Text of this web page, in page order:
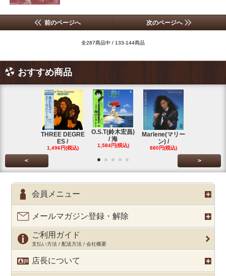
前のページへ 次のページへ
全287商品中 / 133-144商品
おすすめ商品
THREE DEGRE
ES /
1,496円(税込)
O.S.T(鈴木宏昌)
/ 海
1,584円(税込)
Marlene(マリー
ン) /
880円(税込)
< >
会員メニュー
メールマガジン登録・解除
ご利用ガイド
支払い方法 / 配送方法 / 会社概要
店長について